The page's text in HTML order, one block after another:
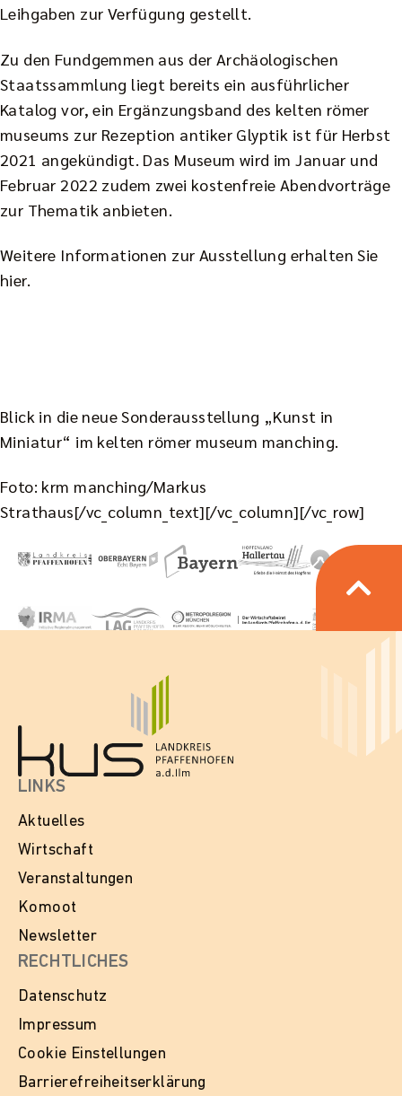
Leihgaben zur Verfügung gestellt.
Zu den Fundgemmen aus der Archäologischen
Staatssammlung liegt bereits ein ausführlicher
Katalog vor, ein Ergänzungsband des kelten römer
museums zur Rezeption antiker Glyptik ist für Herbst
2021 angekündigt. Das Museum wird im Januar und
Februar 2022 zudem zwei kostenfreie Abendvorträge
zur Thematik anbieten.
Weitere Informationen zur Ausstellung erhalten Sie
hier.
Blick in die neue Sonderausstellung „Kunst in
Miniatur“ im kelten römer museum manching.
Foto: krm manching/Markus
Strathaus[/vc_column_text][/vc_column][/vc_row]
LINKS
Aktuelles
Wirtschaft
Veranstaltungen
Komoot
Newsletter
RECHTLICHES
Datenschutz
Impressum
Cookie Einstellungen
Barrierefreiheitserklärung